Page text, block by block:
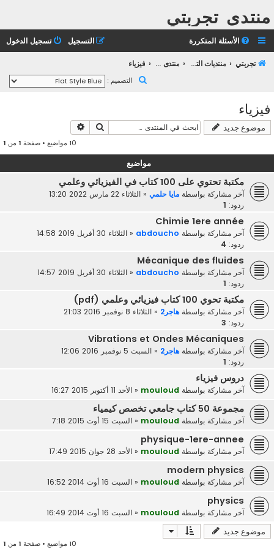
منتدى تجربتي
الأسئلة المتكررة تسجيل الدخول التسجيل
تجربتي منتديات التعليم الثانوي منتدى التعليم الجامعي فيزياء
التصميم :
فيزياء
موضوع جديد بحث
10 مواضيع • صفحة 1 من 1
مواضيع
مكتبة تحتوي على 100 كتاب في الفيزيائي وعلمي
آخر مشاركة بواسطة مايا حلمي « الثلاثاء 22 مارس 2022 13:20
ردود: 1
Chimie 1ere année
آخر مشاركة بواسطة abdoucho
« الثلاثاء 30 أفريل 2019 14:58
ردود: 4
Mécanique des fluides
آخر مشاركة بواسطة abdoucho
« الثلاثاء 30 أفريل 2019 14:57
ردود: 1
مكتبة تحوي 100 كتاب فيزيائي وعلمي (pdf)
آخر مشاركة بواسطة هاجر2 « الثلاثاء 8 نوفمبر 2016 21:03
ردود: 3
Vibrations et Ondes Mécaniques
آخر مشاركة بواسطة هاجر2 « السبت 5 نوفمبر 2016 12:06
ردود: 1
دروس فيزياء
آخر مشاركة بواسطة mouloud
« الأحد 11 أكتوبر 2015 16:27
مجموعة 50 كتاب جامعي تخصص كيمياء
آخر مشاركة بواسطة mouloud
« السبت 15 أوت 2015 7:18
physique-1ere-annee
آخر مشاركة بواسطة mouloud
« الأحد 28 جوان 2015 17:49
modern physics
آخر مشاركة بواسطة mouloud
« السبت 16 أوت 2014 16:52
physics
آخر مشاركة بواسطة mouloud
« السبت 16 أوت 2014 16:49
موضوع جديد
10 مواضيع • صفحة 1 من 1